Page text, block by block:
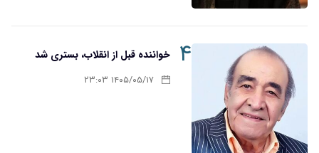
۴ خواننده قبل از انقلاب، بستری شد
۱۴۰۵/۰۵/۱۷ ۲۳:۰۳